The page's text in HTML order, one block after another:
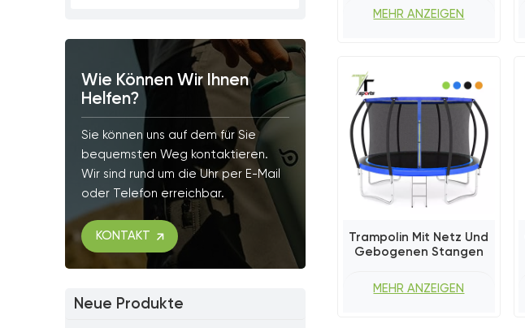
Wie Können Wir Ihnen
Helfen?
Sie können uns auf dem für Sie
bequemsten Weg kontaktieren.
Wir sind rund um die Uhr per E-Mail
oder Telefon erreichbar.
KONTAKT
Neue Produkte
MEHR ANZEIGEN
Trampolin Mit Netz Und
Gebogenen Stangen
MEHR ANZEIGEN